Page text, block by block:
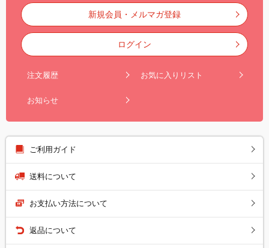
新規会員・メルマガ登録
ログイン
注文履歴 お気に入りリスト
お知らせ
ご利用ガイド
送料について
お支払い方法について
返品について